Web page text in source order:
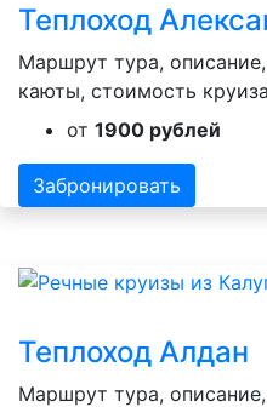
Теплоход
Маршрут тура,
каюты, стоимость
от 1900 рублей
Забронировать
Теплоход Алдан
Маршрут тура,